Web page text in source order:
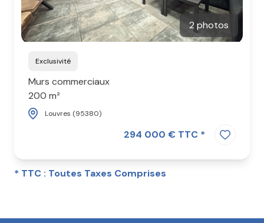
2 photos
Exclusivité
Murs commerciaux
200 m²
Louvres (95380)
294 000 € TTC *
* TTC : Toutes Taxes Comprises